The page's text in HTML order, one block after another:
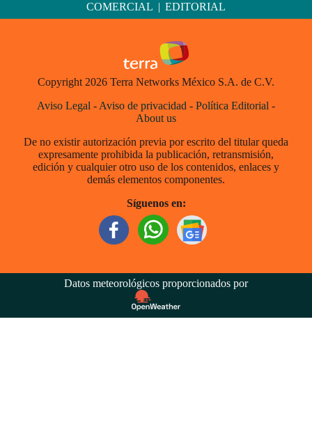
COMERCIAL | EDITORIAL
Copyright 2026 Terra Networks México S.A. de C.V.
Aviso Legal - Aviso de privacidad - Política Editorial -
About us
De no existir autorización previa por escrito del titular queda
expresamente prohibida la publicación, retransmisión,
edición y cualquier otro uso de los contenidos, enlaces y
demás elementos componentes.
Síguenos en:
Datos meteorológicos proporcionados por